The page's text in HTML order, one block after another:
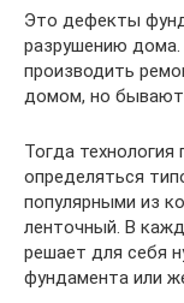
Это дефекты
разрушению дома.
производить
домом, но бывают
Тогда
определяться
популярными из
ленточный. В
решает для себя
фундамента или